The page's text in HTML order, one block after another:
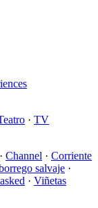
· TV
· Channel · Corriente
salvaje ·
· Viñetas